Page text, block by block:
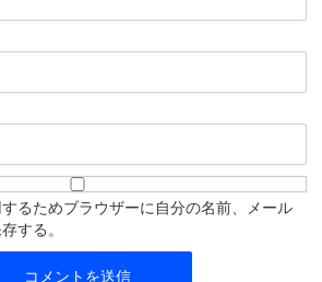
るためブラウザーに自分の名前、メール
する。